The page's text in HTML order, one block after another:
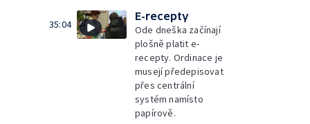
35:04
E-recepty
Ode dneška začínají
plošně platit e-
recepty. Ordinace je
musejí předepisovat
přes centrální
systém namísto
papírově.